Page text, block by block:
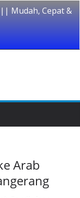
Mudah, Cepat &
Arab